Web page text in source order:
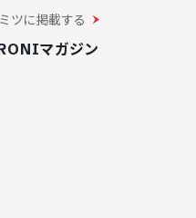
ツに掲載する
マガジン